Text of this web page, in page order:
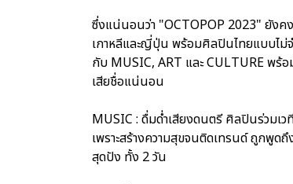
ซึ่งแน่นอนว่า "OCTOPOP 2023" ยัง
เกาหลีและญี่ปุ่น พร้อมศิลปินไทยแบบไม่จำ
กับ MUSIC, ART และ CULTURE พร้อ
เสียชื่อแน่นอน
MUSIC : ดื่มด่ำเสียงดนตรี ศิลปินร่วมเว
เพราะสร้างความสุขจนติดเทรนด์ ถูกพูด
สุดปัง ทั้ง 2 วัน